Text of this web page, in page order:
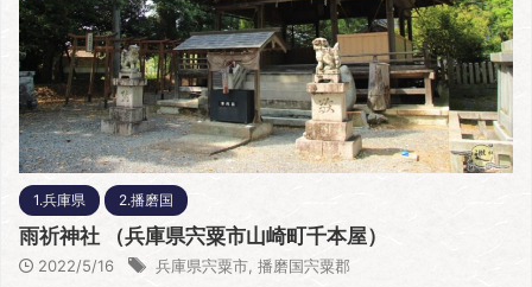
1.兵庫県 2.播磨国
雨祈神社 （兵庫県宍粟市山崎町千本屋）
2022/5/16 兵庫県宍粟市, 播磨国宍粟郡